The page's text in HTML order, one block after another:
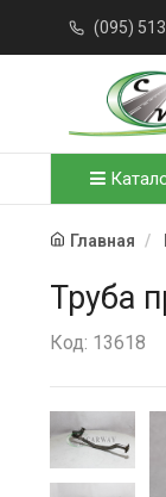
(095)
Главная
Труба
Код: 13618